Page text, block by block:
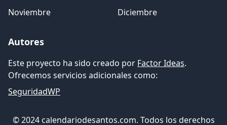
Noviembre
Diciembre
Autores
Este proyecto ha sido creado por Factor Ideas.
Ofrecemos servicios adicionales como:
SeguridadWP
© 2024 calendariodesantos.com. Todos los derechos